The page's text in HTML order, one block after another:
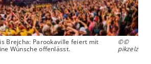
Brejcha: Parookaville feiert mit
Wünsche offenlässt.
©©
pikzelz